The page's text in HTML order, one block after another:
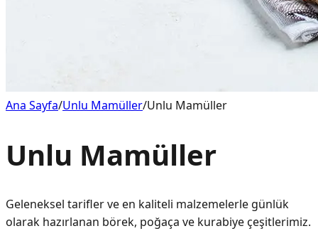
Ana Sayfa/Unlu Mamüller/Unlu Mamüller
Unlu Mamüller
Geleneksel tarifler ve en kaliteli malzemelerle günlük
olarak hazırlanan börek, poğaça ve kurabiye çeşitlerimiz.